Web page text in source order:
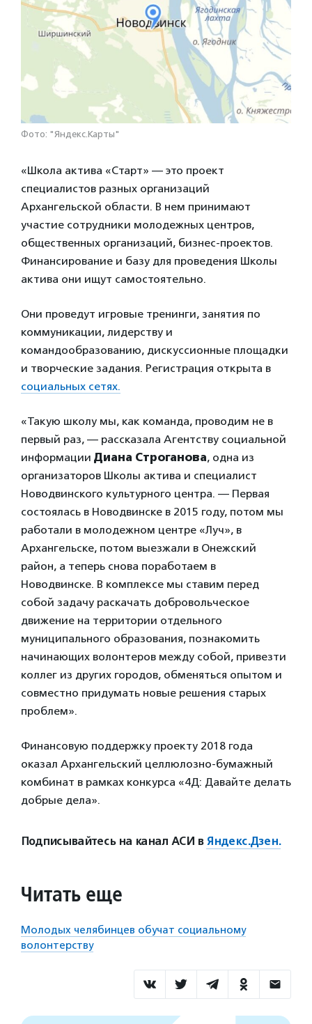
Фото: "Яндекс.Карты"
«Школа актива «Старт» — это проект
специалистов разных организаций
Архангельской области. В нем принимают
участие сотрудники молодежных центров,
общественных организаций, бизнес-проектов.
Финансирование и базу для проведения Школы
актива они ищут самостоятельно.
Они проведут игровые тренинги, занятия по
коммуникации, лидерству и
командообразованию, дискуссионные площадки
и творческие задания. Регистрация открыта в
социальных сетях.
«Такую школу мы, как команда, проводим не в
первый раз, — рассказала Агентству социальной
информации Диана Строганова, одна из
организаторов Школы актива и специалист
Новодвинского культурного центра. — Первая
состоялась в Новодвинске в 2015 году, потом мы
работали в молодежном центре «Луч», в
Архангельске, потом выезжали в Онежский
район, а теперь снова поработаем в
Новодвинске. В комплексе мы ставим перед
собой задачу раскачать добровольческое
движение на территории отдельного
муниципального образования, познакомить
начинающих волонтеров между собой, привезти
коллег из других городов, обменяться опытом и
совместно придумать новые решения старых
проблем».
Финансовую поддержку проекту 2018 года
оказал Архангельский целлюлозно-бумажный
комбинат в рамках конкурса «4Д: Давайте делать
добрые дела».
Подписывайтесь на канал АСИ в Яндекс.Дзен.
Читать еще
Молодых челябинцев обучат социальному
волонтерству